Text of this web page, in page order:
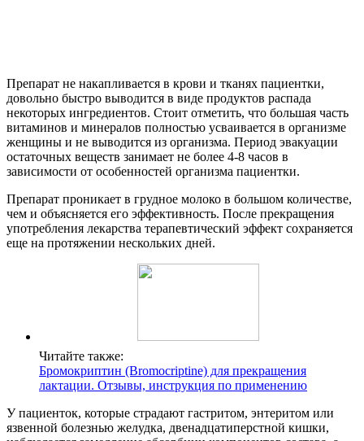
Препарат не накапливается в крови и тканях пациентки,
довольно быстро выводится в виде продуктов распада
некоторых ингредиентов. Стоит отметить, что большая часть
витаминов и минералов полностью усваивается в организме
женщины и не выводится из организма. Период эвакуации
остаточных веществ занимает не более 4-8 часов в
зависимости от особенностей организма пациентки.
Препарат проникает в грудное молоко в большом количестве,
чем и объясняется его эффективность. После прекращения
употребления лекарства терапевтический эффект сохраняется
еще на протяжении нескольких дней.
Читайте также:
Бромокриптин (Bromocriptine) для прекращения
лактации. Отзывы, инструкция по применению
У пациенток, которые страдают гастритом, энтеритом или
язвенной болезнью желудка, двенадцатиперстной кишки,